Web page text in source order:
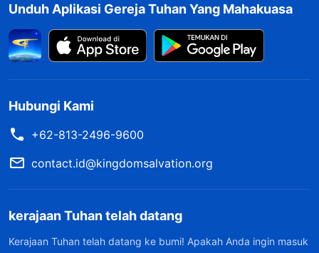
Unduh Aplikasi Gereja Tuhan Yang Mahakuasa
Hubungi Kami
+62-813-2496-9600
contact.id@kingdomsalvation.org
kerajaan Tuhan telah datang
Kerajaan Tuhan telah datang ke bumi! Apakah Anda ingin masuk